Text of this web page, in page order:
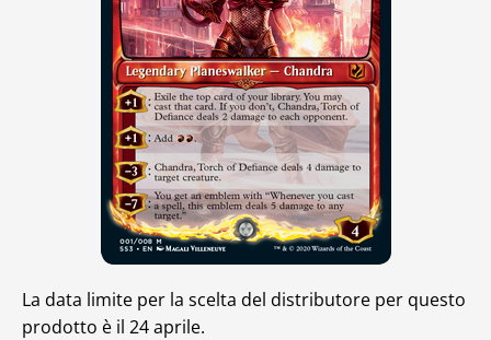
La data limite per la scelta del distributore per questo
prodotto è il 24 aprile.